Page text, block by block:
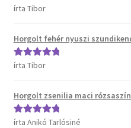
B.Toys termékeink
DJECO termékeink
Értékelés:
írta Tibor
Horgolt fehér nyuszi
Értékelés:
írta Tibor
Horgolt zsenilia maci
Értékelés:5/
írta Anikó Tarlósiné